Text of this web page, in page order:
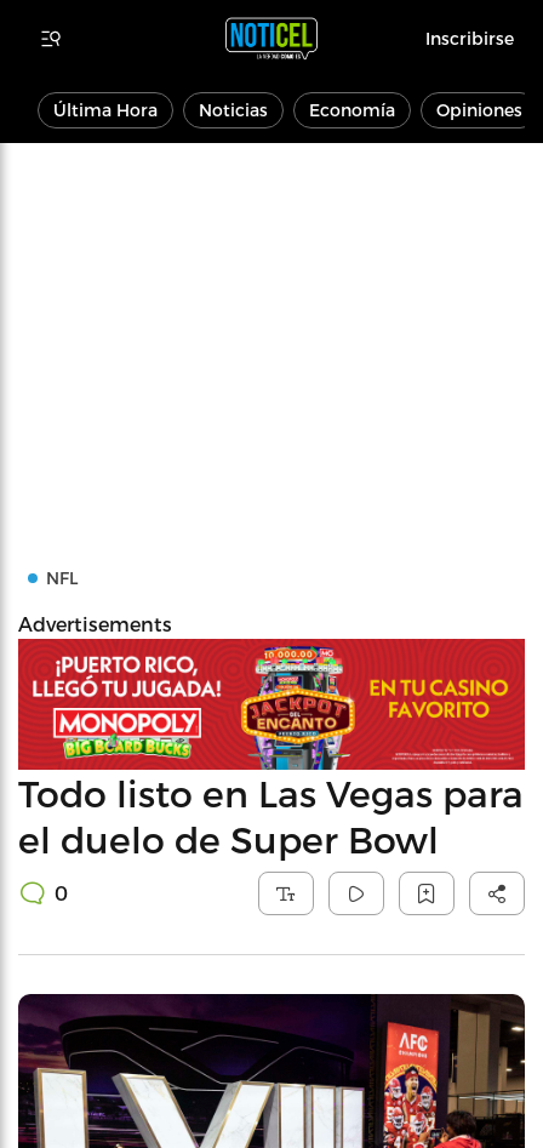
Inscribirse
Última Hora Noticias Economía Opiniones
NFL
Advertisements
Todo listo en Las Vegas para
el duelo de Super Bowl
0